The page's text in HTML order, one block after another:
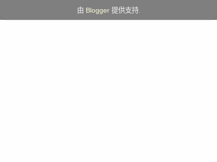
由 Blogger提供支持.